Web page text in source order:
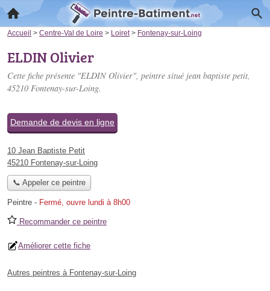
Accueil > Centre-Val de Loire > Loiret > Fontenay-sur-Loing
ELDIN Olivier
Cette fiche présente "ELDIN Olivier", peintre situé jean baptiste petit,
45210 Fontenay-sur-Loing.
Demande de devis en ligne
10 Jean Baptiste Petit
45210 Fontenay-sur-Loing
📞 Appeler ce peintre
Peintre - Fermé, ouvre lundi à 8h00
Recommander ce peintre
Améliorer cette fiche
Autres peintres à Fontenay-sur-Loing